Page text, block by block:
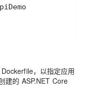
，以指定应用
建的 ASP.NET Core